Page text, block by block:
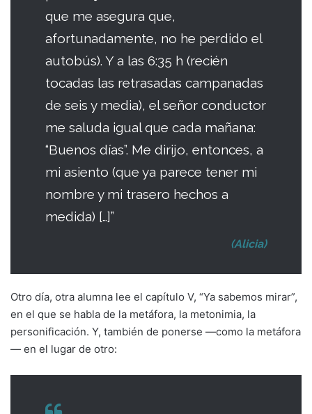
que me asegura que,
afortunadamente, no he perdido el
autobús). Y a las 6:35 h (recién
tocadas las retrasadas campanadas
de seis y media), el señor conductor
me saluda igual que cada mañana:
“Buenos días”. Me dirijo, entonces, a
mi asiento (que ya parece tener mi
nombre y mi trasero hechos a
medida) […]”
(Alicia)
Otro día, otra alumna lee el capítulo V, “Ya sabemos mirar”,
en el que se habla de la metáfora, la metonimia, la
personificación. Y, también de ponerse —como la metáfora
— en el lugar de otro: